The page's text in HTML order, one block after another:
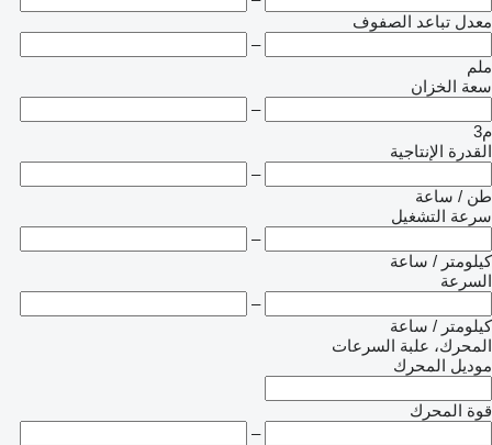
معدل تباعد الصفوف
–
ملم
سعة الخزان
–
م3
القدرة الإنتاجية
–
طن / ساعة
سرعة التشغيل
–
كيلومتر / ساعة
السرعة
–
كيلومتر / ساعة
المحرك، علبة السرعات
موديل المحرك
قوة المحرك
–